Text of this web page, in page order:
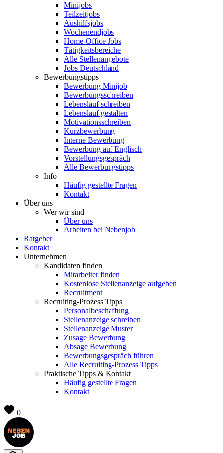
Minijobs
Teilzeitjobs
Aushilfsjobs
Wochenendjobs
Home-Office Jobs
Tätigkeitsbereiche
Alle Stellenangebote
Jobs Deutschland
Bewerbungstipps
Bewerbung Minijob
Bewerbungsschreiben
Lebenslauf schreiben
Lebenslauf gestalten
Motivationsschreiben
Kurzbewerbung
Interne Bewerbung
Bewerbung auf Englisch
Vorstellungsgespräch
Alle Bewerbungstipps
Info
Häufig gestellte Fragen
Kontakt
Über uns
Wer wir sind
Über uns
Arbeiten bei Nebenjob
Ratgeber
Kontakt
Unternehmen
Kandidaten finden
Mitarbeiter finden
Kostenlose Stellenanzeige aufgeben
Recruitment
Recruiting-Prozess Tipps
Personalbeschaffung
Stellenanzeige schreiben
Stellenanzeige Muster
Zusage Bewerbung
Absage Bewerbung
Bewerbungsgespräch führen
Alle Recruiting-Prozess Tipps
Praktische Tipps & Kontakt
Häufig gestellte Fragen
Kontakt
0